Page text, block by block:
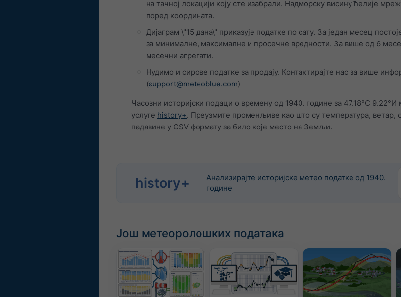
на тачној локацији коју сте изабрали. Надморску висину ћелије
поред координата.
Дијаграм \"15 дана\" приказује податке по сату. За један месец
за минималне, максималне и просечне вредности. За више од 6
месечни агрегати.
Нудимо и сирове податке за продају. Контактирајте нас за више
(support@meteoblue.com)
Часовни историјски подаци о времену од 1940. године за 47.18°С 9.22°И
услуге history+. Преузмите променљиве као што су температура, ветар,
падавине у CSV формату за било које место на Земљи.
history+
Анализирајте историјске метео податке од 1940.
године
Још метеоролошких података